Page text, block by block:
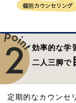
効率的な学
二人三脚で
定期的なカウンセ